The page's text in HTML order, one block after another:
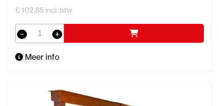
€ 102,85 incl. btw
Meer info